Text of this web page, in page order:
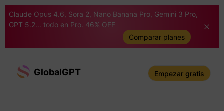
Claude Opus 4.6, Sora 2, Nano Banana Pro, Gemini 3 Pro,
GPT 5.2... todo en Pro. 46% OFF
Comparar planes
GlobalGPT Empezar gratis